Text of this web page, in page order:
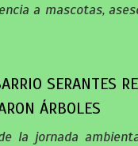
a mascotas,
SERANTES
ÁRBOLES
la jornada